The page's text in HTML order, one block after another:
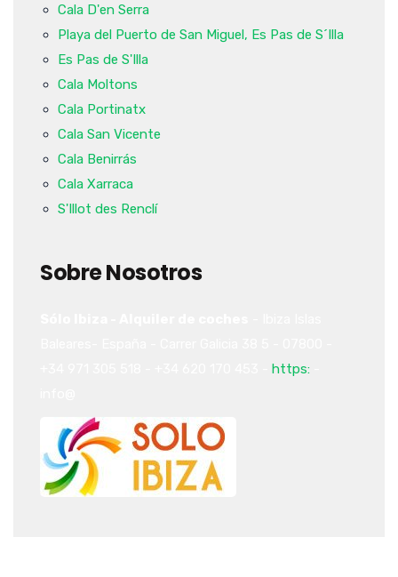
Cala D'en Serra
Playa del Puerto de San Miguel, Es Pas de S´Illa
Es Pas de S'Illa
Cala Moltons
Cala Portinatx
Cala San Vicente
Cala Benirrás
Cala Xarraca
S'Illot des Renclí
Sobre Nosotros
https: